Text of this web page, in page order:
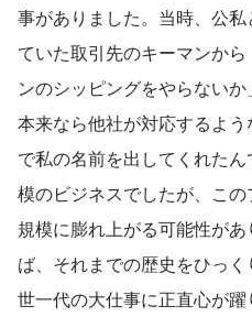
事がありました。当時、公
ていた取引先のキーマンか
ンのシッピングをやらないか
本来なら他社が対応するよ
で私の名前を出してくれた
模のビジネスでしたが、こ
規模に膨れ上がる可能性が
ば、それまでの歴史をひっ
世一代の大仕事に正直心が躍